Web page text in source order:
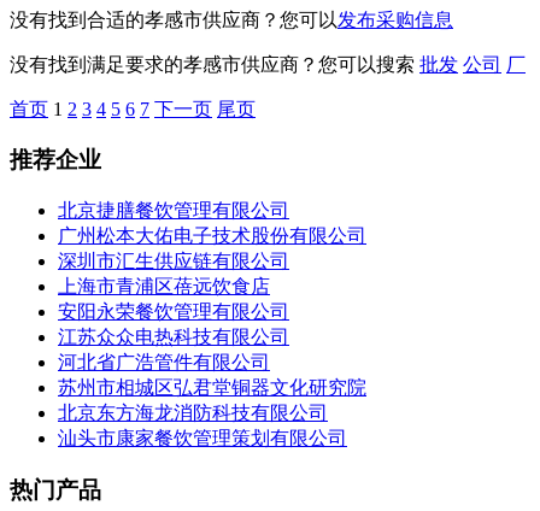
没有找到合适的孝感市供应商？您可以发布采购信息
没有找到满足要求的孝感市供应商？您可以搜索 批发 公司 厂
首页 1 2 3 4 5 6 7 下一页 尾页
推荐企业
北京捷膳餐饮管理有限公司
广州松本大佑电子技术股份有限公司
深圳市汇生供应链有限公司
上海市青浦区蓓远饮食店
安阳永荣餐饮管理有限公司
江苏众众电热科技有限公司
河北省广浩管件有限公司
苏州市相城区弘君堂铜器文化研究院
北京东方海龙消防科技有限公司
汕头市康家餐饮管理策划有限公司
热门产品